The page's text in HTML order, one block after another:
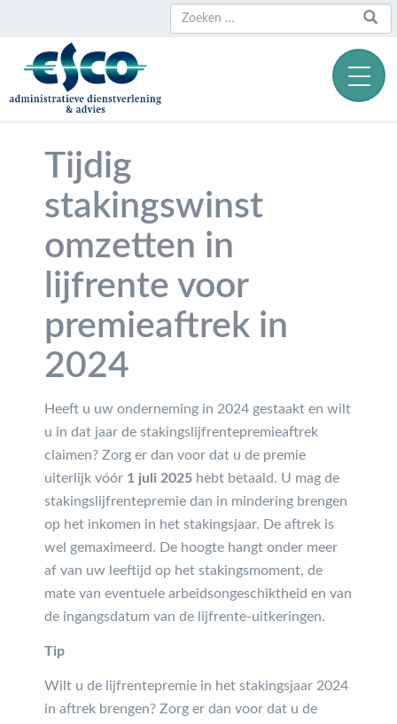
Zoeken
Zoeken
naar:
Tijdig
stakingswinst
omzetten in
lijfrente voor
premieaftrek in
2024
Heeft u uw onderneming in 2024 gestaakt en wilt
u in dat jaar de stakingslijfrentepremieaftrek
claimen? Zorg er dan voor dat u de premie
uiterlijk vóór 1 juli 2025 hebt betaald. U mag de
stakingslijfrentepremie dan in mindering brengen
op het inkomen in het stakingsjaar. De aftrek is
wel gemaximeerd. De hoogte hangt onder meer
af van uw leeftijd op het stakingsmoment, de
mate van eventuele arbeidsongeschiktheid en van
de ingangsdatum van de lijfrente-uitkeringen.
Tip
Wilt u de lijfrentepremie in het stakingsjaar 2024
in aftrek brengen? Zorg er dan voor dat u de